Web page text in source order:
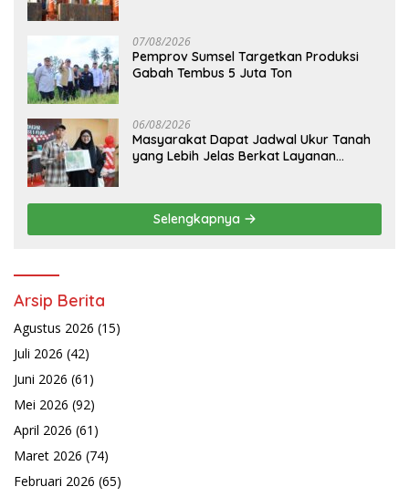
07/08/2026
Pemprov Sumsel Targetkan Produksi
Gabah Tembus 5 Juta Ton
06/08/2026
Masyarakat Dapat Jadwal Ukur Tanah
yang Lebih Jelas Berkat Layanan
Selengkapnya
Arsip Berita
Agustus 2026 (15)
Juli 2026 (42)
Juni 2026 (61)
Mei 2026 (92)
April 2026 (61)
Maret 2026 (74)
Februari 2026 (65)